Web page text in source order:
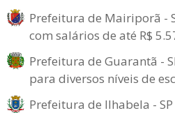
Prefeitura de Mairiporã -
com salários de até R$
Prefeitura de Guarantã -
para diversos níveis de
Prefeitura de Ilhabela -